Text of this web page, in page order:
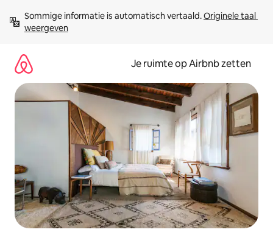
direct
naar
Sommige informatie is automatisch vertaald. Originele taal
weergeven
Je ruimte op Airbnb zetten